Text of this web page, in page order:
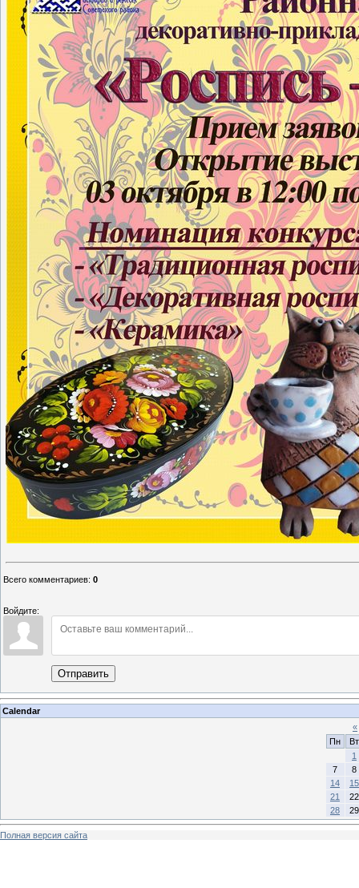
Всего комментариев: 0
Войдите:
Отправить
Calendar
«
Пн
Вт
1
7
8
14
15
21
22
28
29
Полная версия сайта